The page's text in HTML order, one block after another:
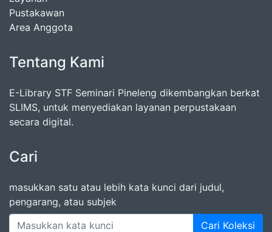
Pustakawan
Area Anggota
Tentang Kami
E-Library STF Seminari Pineleng dikembangkan berkat
SLIMS, untuk menyediakan layanan perpustakaan
secara digital.
Cari
masukkan satu atau lebih kata kunci dari judul,
pengarang, atau subjek
Cari Koleksi